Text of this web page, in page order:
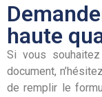
haute
Si vous
document,
de remplir le